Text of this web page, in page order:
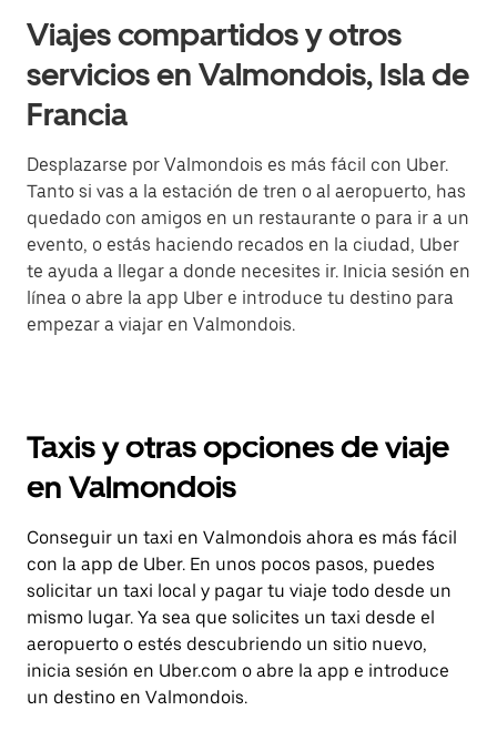
Viajes compartidos y otros
servicios en Valmondois, Isla de
Francia
Desplazarse por Valmondois es más fácil con Uber.
Tanto si vas a la estación de tren o al aeropuerto, has
quedado con amigos en un restaurante o para ir a un
evento, o estás haciendo recados en la ciudad, Uber
te ayuda a llegar a donde necesites ir. Inicia sesión en
línea o abre la app Uber e introduce tu destino para
empezar a viajar en Valmondois.
Taxis y otras opciones de viaje
en Valmondois
Conseguir un taxi en Valmondois ahora es más fácil
con la app de Uber. En unos pocos pasos, puedes
solicitar un taxi local y pagar tu viaje todo desde un
mismo lugar. Ya sea que solicites un taxi desde el
aeropuerto o estés descubriendo un sitio nuevo,
inicia sesión en Uber.com o abre la app e introduce
un destino en Valmondois.